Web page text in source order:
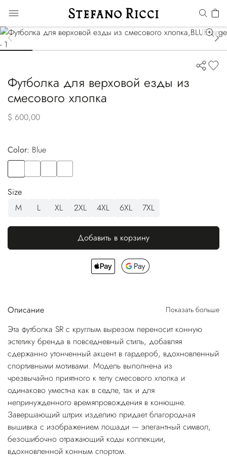
Футболка для верховой езды из
смесового хлопка
$ 600,00
Color:
blue
Size
M
L XL 2XL 4XL 6XL 7XL
Добавить в корзину
Описание Показать больше
Эта футболка SR с круглым вырезом переносит конную
эстетику бренда в повседневный стиль, добавляя
сдержанно утонченный акцент в гардероб, вдохновленный
спортивными мотивами. Модель выполнена из
чрезвычайно приятного к телу смесового хлопка и
одинаково уместна как в седле, так и для
непринужденного времяпровождения в конюшне.
Завершающий штрих изделию придает благородная
вышивка с изображением лошади — элегантный символ,
безошибочно отражающий коды коллекции,
вдохновленной конным спортом.